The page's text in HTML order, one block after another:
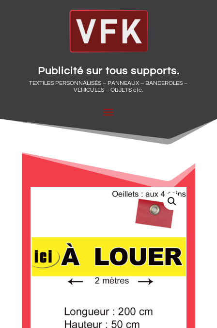
Publicité sur tous supports.
TEXTILES PERSONNALISÉS – PANNEAUX – BANDEROLES –
VÉHICULES – OBJETS etc.